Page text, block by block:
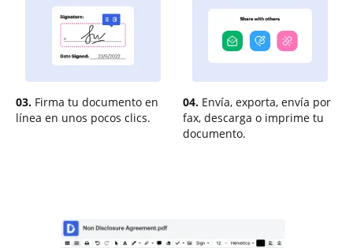
03. Firma tu documento en
línea en unos pocos clics.
04. Envía, exporta, envía por
fax, descarga o imprime tu
documento.